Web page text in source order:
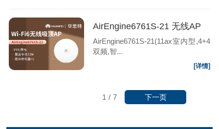
AirEngine6761S-21 无线AP
AirEngine6761S-21(11ax室内型,4+4
双频,智...
[详情]
1 / 7 下一页